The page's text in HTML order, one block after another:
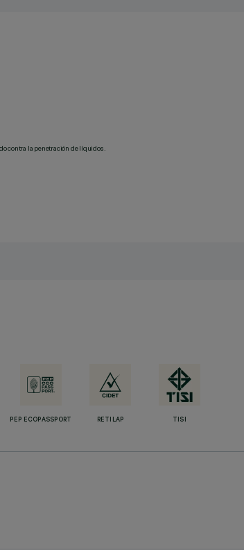
contra la penetración de líquidos.
PEP ECOPASSPORT RETILAP TISI